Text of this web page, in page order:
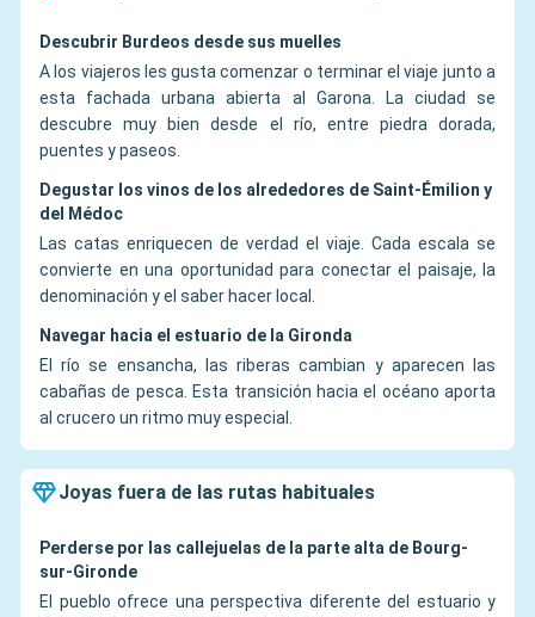
Descubrir Burdeos desde sus muelles
A los viajeros les gusta comenzar o terminar el viaje junto a
esta fachada urbana abierta al Garona. La ciudad se
descubre muy bien desde el río, entre piedra dorada,
puentes y paseos.
Degustar los vinos de los alrededores de Saint-Émilion y
del Médoc
Las catas enriquecen de verdad el viaje. Cada escala se
convierte en una oportunidad para conectar el paisaje, la
denominación y el saber hacer local.
Navegar hacia el estuario de la Gironda
El río se ensancha, las riberas cambian y aparecen las
cabañas de pesca. Esta transición hacia el océano aporta
al crucero un ritmo muy especial.
Joyas fuera de las rutas habituales
Perderse por las callejuelas de la parte alta de Bourg-
sur-Gironde
El pueblo ofrece una perspectiva diferente del estuario y